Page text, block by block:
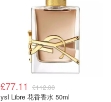
£77.11 £112.00
ysl Libre 花香香水 50ml